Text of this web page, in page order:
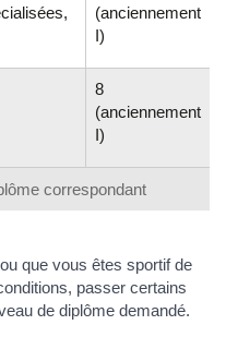
correspondant
(anciennement
I)
8
(anciennement
I)
que vous êtes sportif de
passer certains
de diplôme demandé.